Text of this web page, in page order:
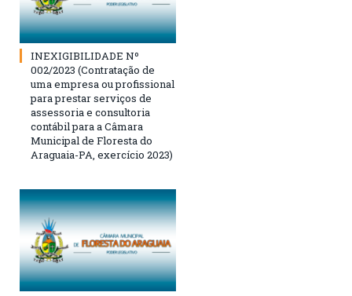
INEXIGIBILIDADE Nº
002/2023 (Contratação de
uma empresa ou profissional
para prestar serviços de
assessoria e consultoria
contábil para a Câmara
Municipal de Floresta do
Araguaia-PA, exercício 2023)